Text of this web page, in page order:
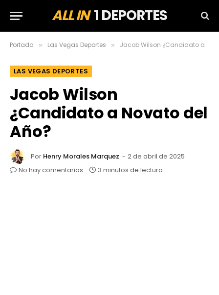
ALL IN1 DEPORTES
Portada » Las Vegas Deportes » Jacob Wilson ¿Candidato a Novato del Año?
LAS VEGAS DEPORTES
Jacob Wilson
¿Candidato a Novato del
Año?
Por Henry Morales Marquez
2 de abril de 2025
No hay comentarios
3 minutos de lectura